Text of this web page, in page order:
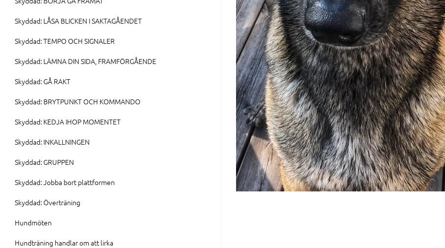
Skyddad: LÅSA BLICKEN I SAKTAGÅENDET
Skyddad: TEMPO OCH SIGNALER
Skyddad: LÄMNA DIN SIDA, FRAMFÖRGÅENDE
Skyddad: GÅ RAKT
Skyddad: BRYTPUNKT OCH KOMMANDO
Skyddad: KEDJA IHOP MOMENTET
Skyddad: INKALLNINGEN
Skyddad: GRUPPEN
Skyddad: Jobba bort plattformen
Skyddad: Överträning
Hundmöten
Hundträning handlar om att lirka